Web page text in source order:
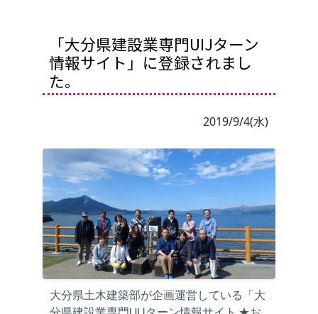
「大分県建設業専門UIJターン
情報サイト」に登録されまし
た。
2019/9/4(水)
大分県土木建築部が企画運営している「大